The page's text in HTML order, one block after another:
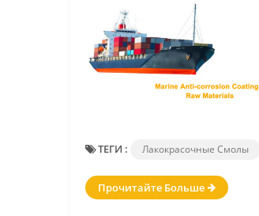
ТЕГИ : Лакокрасочные Смолы
Прочитайте Больше